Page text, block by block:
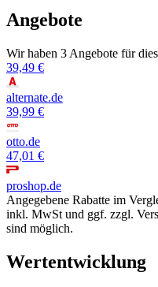
Angebote
Wir haben 3 Angebote für
39,49 €
alternate.de
39,99 €
otto.de
47,01 €
proshop.de
Angegebene Rabatte im
inkl. MwSt und ggf. zzgl.
sind möglich.
Wertentwicklung